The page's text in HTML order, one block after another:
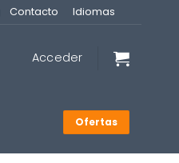
Contacto Idiomas
Acceder
Ofertas